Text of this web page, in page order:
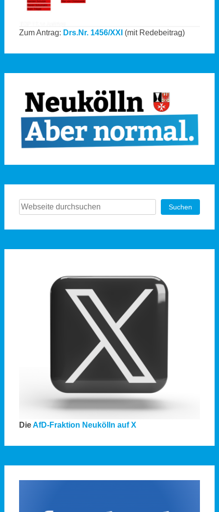
Zum Antrag: Drs.Nr. 1456/XXI (mit Redebeitrag)
Suchen Suchen
DieAfD-Fraktion Neukölln auf X